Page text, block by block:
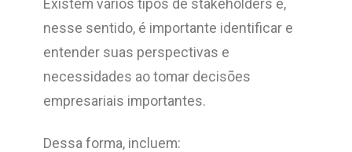
Existem vários tipos de stakeholders e,
nesse sentido, é importante identificar e
entender suas perspectivas e
necessidades ao tomar decisões
empresariais importantes.
Dessa forma, incluem: